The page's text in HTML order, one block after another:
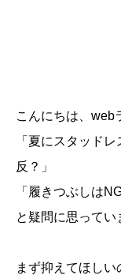
こんにちは、web
「夏にスタッド
反？」
「履きつぶしはNG
と疑問に思ってい
まず抑えてほしい